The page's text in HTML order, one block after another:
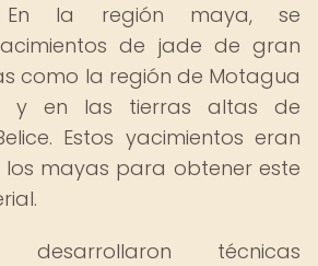
En la región maya, se
de jade de gran
como la región de Motagua
y en las tierras altas de
Estos yacimientos eran
mayas para obtener este
técnicas